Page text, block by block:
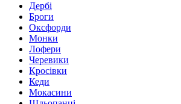
Дербі
Броги
Оксфорди
Монки
Лофери
Черевики
Кросівки
Кеди
Мокасини